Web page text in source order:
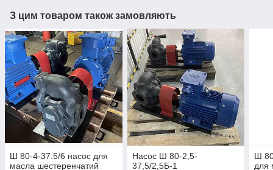
З цим товаром також замовляють
Ш 80-4-37.5/6 насос для
масла шестеренчатий
Насос Ш 80-2,5-
37,5/2,5Б-1
Ш
для